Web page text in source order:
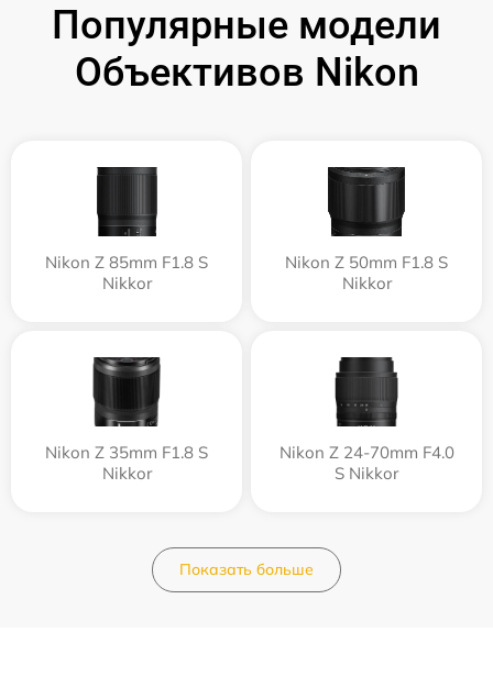
Популярные модели
Объективов Nikon
Nikon Z 85mm F1.8 S
Nikkor
Nikon Z 50mm F1.8 S
Nikkor
Nikon Z 35mm F1.8 S
Nikkor
Nikon Z 24-70mm F4.0
S Nikkor
Показать больше